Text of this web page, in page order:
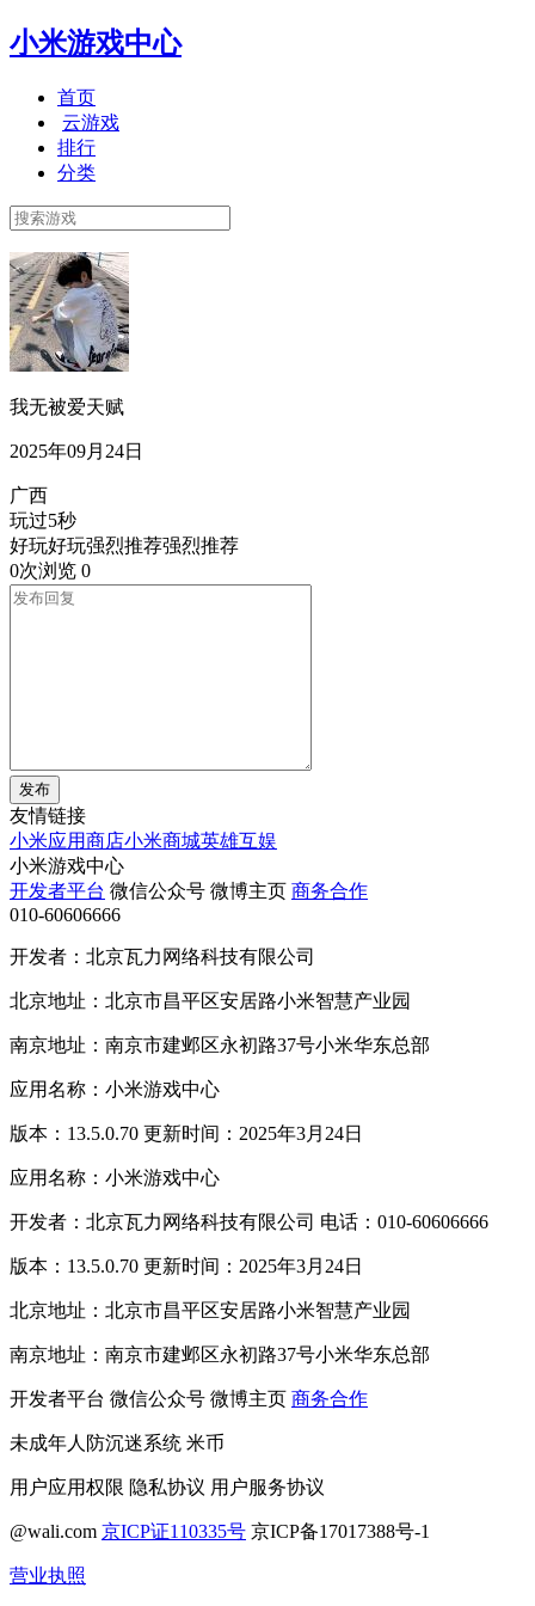
小米游戏中心
首页
云游戏
排行
分类
我无被爱天赋
2025年09月24日
广西
玩过5秒
好玩好玩强烈推荐强烈推荐
0次浏览 0
发布
友情链接
小米应用商店小米商城英雄互娱
小米游戏中心
开发者平台 微信公众号 微博主页 商务合作
010-60606666
开发者：北京瓦力网络科技有限公司
北京地址：北京市昌平区安居路小米智慧产业园
南京地址：南京市建邺区永初路37号小米华东总部
应用名称：小米游戏中心
版本：13.5.0.70 更新时间：2025年3月24日
应用名称：小米游戏中心
开发者：北京瓦力网络科技有限公司 电话：010-60606666
版本：13.5.0.70 更新时间：2025年3月24日
北京地址：北京市昌平区安居路小米智慧产业园
南京地址：南京市建邺区永初路37号小米华东总部
开发者平台 微信公众号 微博主页 商务合作
未成年人防沉迷系统 米币
用户应用权限 隐私协议 用户服务协议
@wali.com 京ICP证110335号 京ICP备17017388号-1
营业执照